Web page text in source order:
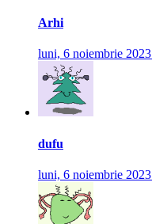
Arhi
luni, 6 noiembrie 2023
dufu
luni, 6 noiembrie 2023